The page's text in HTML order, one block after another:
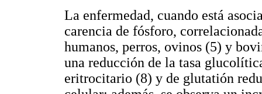
La enfermedad, cuando está
carencia de fósforo,
humanos, perros, ovinos (5) y
una reducción de la tasa
eritrocitario (8) y de glutatión